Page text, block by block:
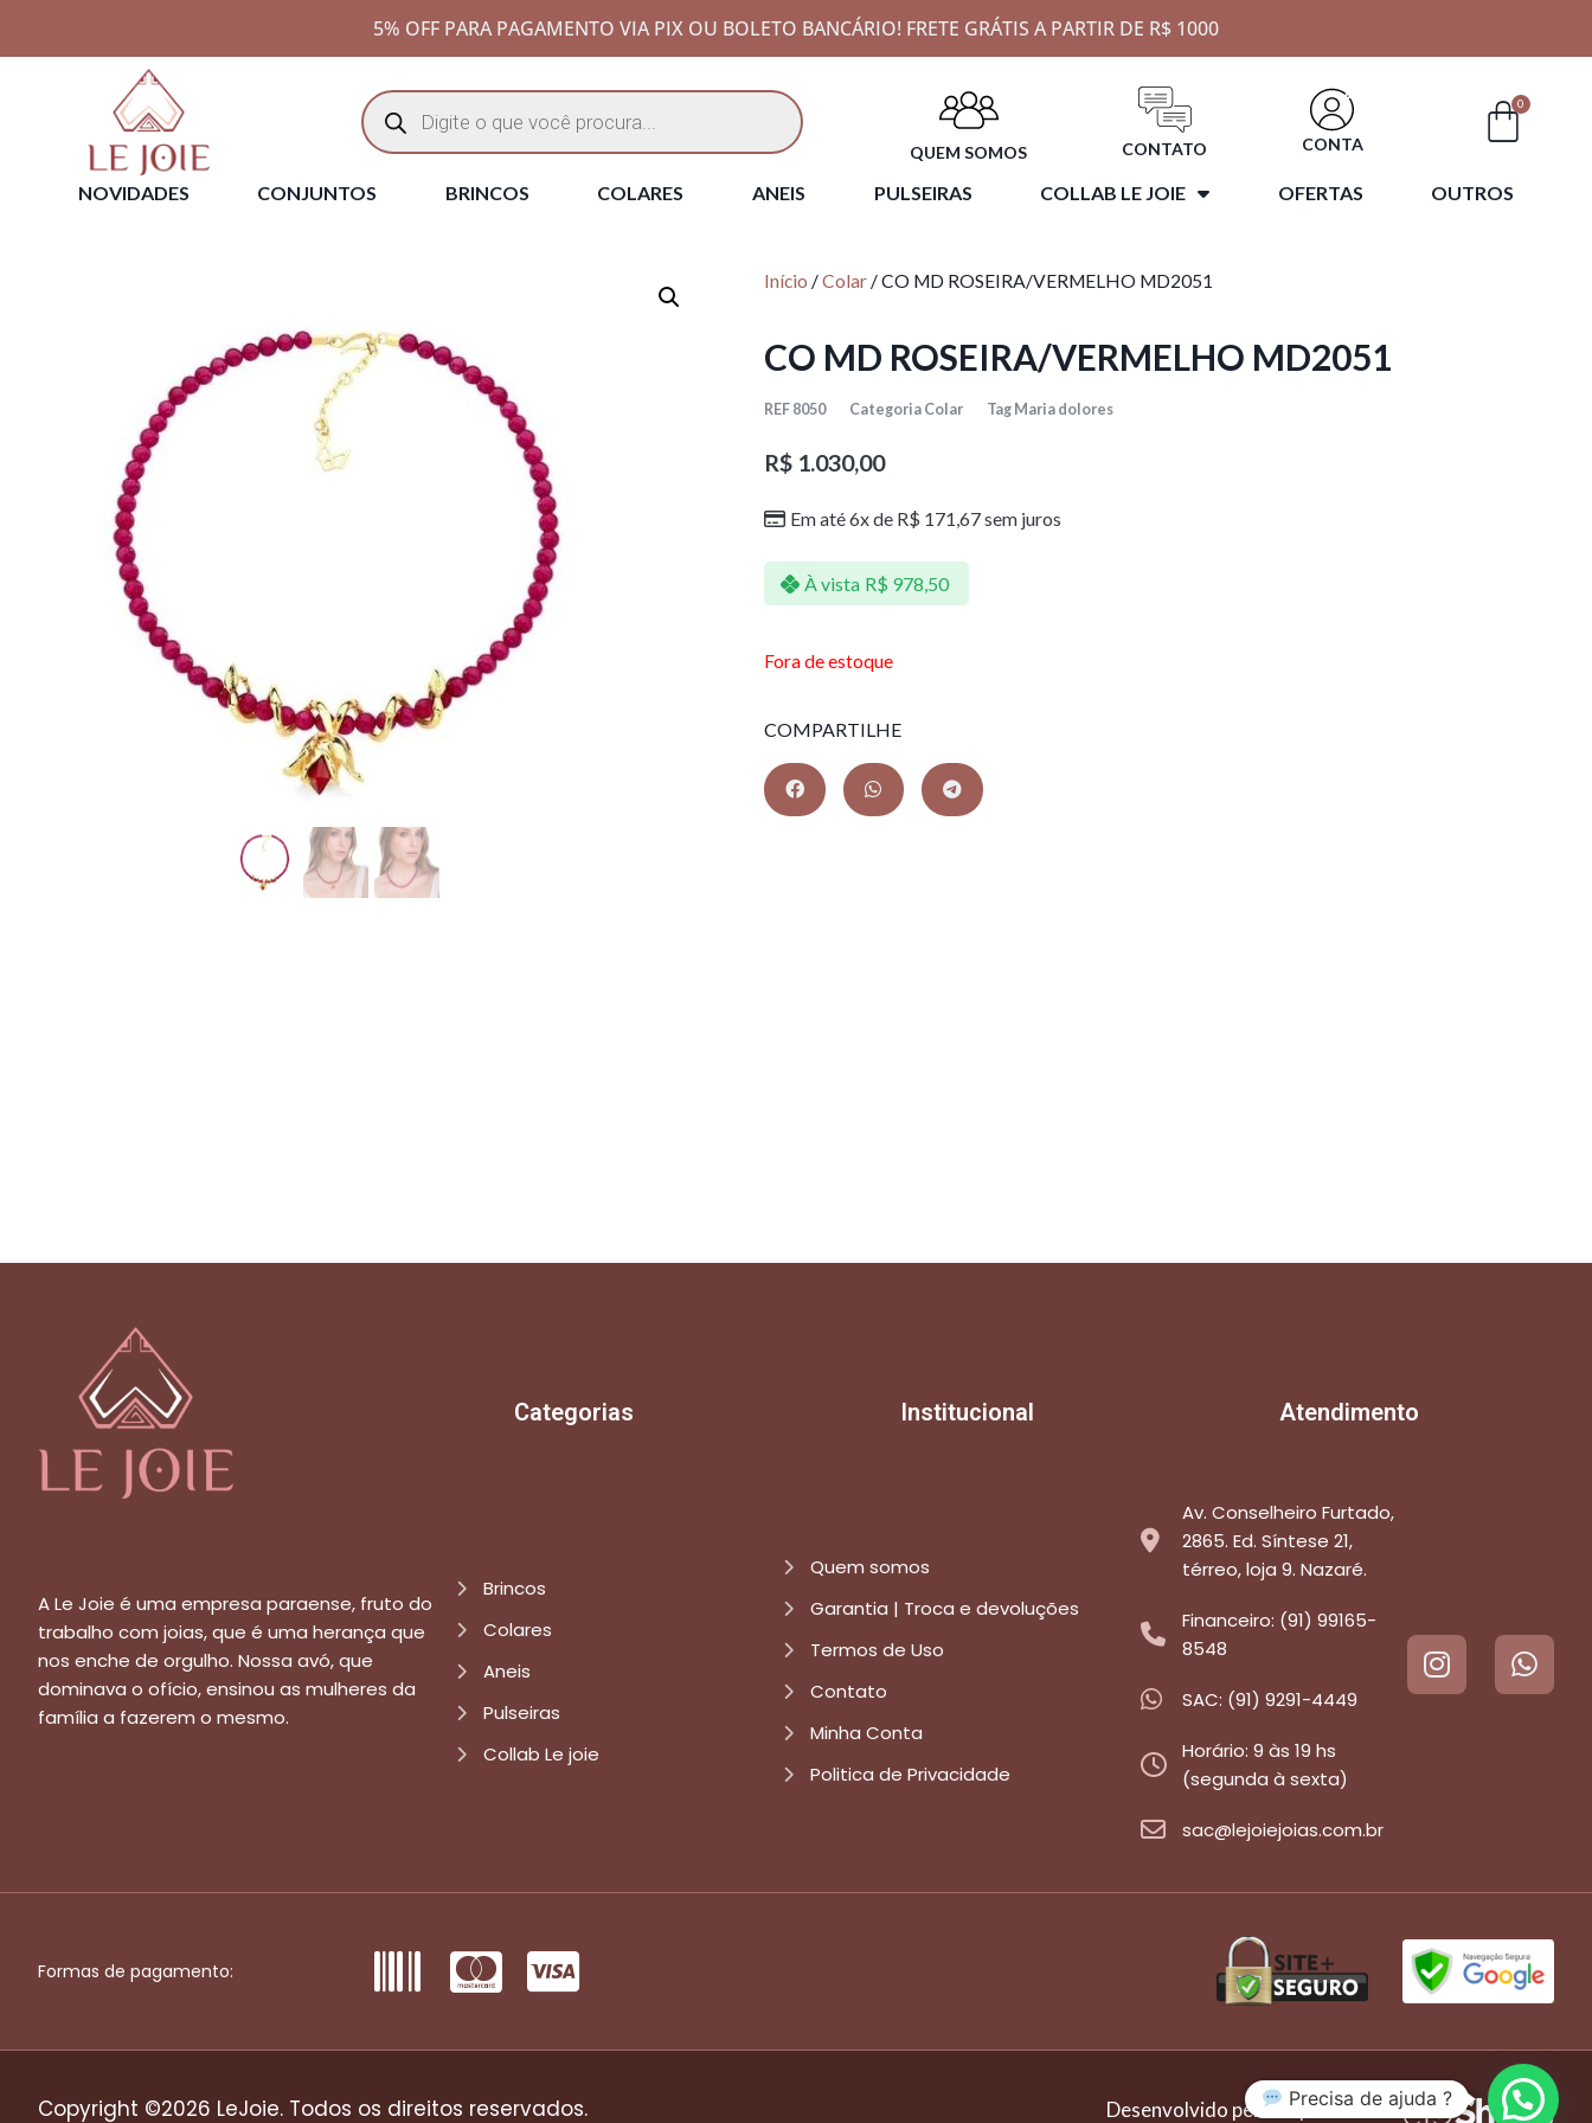
5% OFF PARA PAGAMENTO VIA PIX OU BOLETO BANCÁRIO! FRETE GRÁTIS A PARTIR DE R$ 1000
QUEM SOMOS CONTATO CONTA
0
NOVIDADES CONJUNTOS BRINCOS COLARES ANEIS PULSEIRAS COLLAB LE JOIE OFERTAS OUTROS
Início /Colar / CO MD ROSEIRA/VERMELHO MD2051
CO MD ROSEIRA/VERMELHO MD2051
REF 8050 Categoria Colar Tag Maria dolores
R$ 1.030,00
Em até 6x de R$ 171,67sem juros
À vista R$ 978,50
Fora de estoque
COMPARTILHE
Categorias Institucional Atendimento
A Le Joie é uma empresa paraense, fruto do
trabalho com joias, que é uma herança que
nos enche de orgulho. Nossa avó, que
dominava o ofício, ensinou as mulheres da
família a fazerem o mesmo.
Brincos
Colares
Aneis
Pulseiras
Collab Le joie
Quem somos
Garantia | Troca e devoluções
Termos de Uso
Contato
Minha Conta
Politica de Privacidade
Av. Conselheiro Furtado,
2865. Ed. Síntese 21,
térreo, loja 9. Nazaré.
Financeiro: (91) 99165-
8548
SAC: (91) 9291-4449
Horário: 9 às 19 hs
(segunda à sexta)
sac@lejoiejoias.com.br
Formas de pagamento:
Copyright ©2026 LeJoie. Todos os direitos reservados. Desenvolvido pela empresaPrecisa de ajuda ?